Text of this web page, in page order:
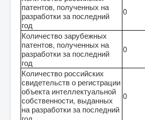
патентов, полученных на
разработки за последний
год
0
Количество зарубежных
патентов, полученных на
разработки за последний
год
0
Количество российских
свидетельств о регистрации
объекта интеллектуальной
собственности, выданных
на разработки за последний
0